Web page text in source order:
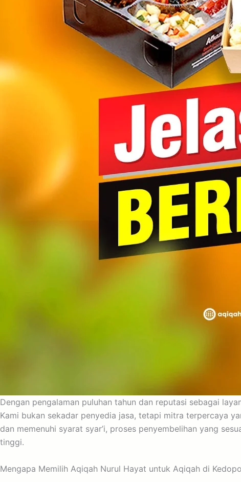
Dengan pengalaman puluhan tahun dan reputasi sebagai
Kami bukan sekadar penyedia jasa, tetapi mitra terpercaya
dan memenuhi syarat syar’i, proses penyembelihan yang
tinggi.
Mengapa Memilih Aqiqah Nurul Hayat untuk Aqiqah di